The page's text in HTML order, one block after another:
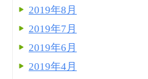
2019年8月
2019年7月
2019年6月
2019年4月